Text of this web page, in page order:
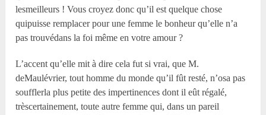
lesmeilleurs ! Vous croyez donc qu’il est quelque chose
quipuisse remplacer pour une femme le bonheur qu’elle n’a
pas trouvédans la foi même en votre amour ?
L’accent qu’elle mit à dire cela fut si vrai, que M.
deMaulévrier, tout homme du monde qu’il fût resté, n’osa pas
soufflerla plus petite des impertinences dont il eût régalé,
trèscertainement, toute autre femme qui, dans un pareil